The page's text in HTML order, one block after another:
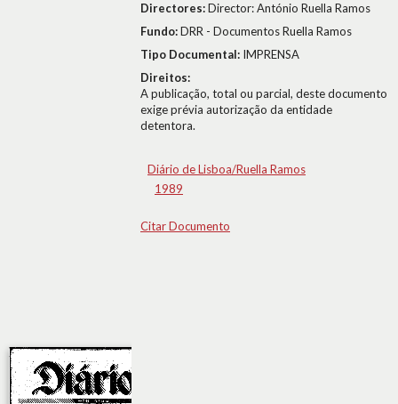
Directores:Director: António Ruella Ramos
Fundo:DRR - Documentos Ruella Ramos
Tipo Documental: IMPRENSA
Direitos:
A publicação, total ou parcial, deste documento
exige prévia autorização da entidade
detentora.
Diário de Lisboa/Ruella Ramos
1989
Citar Documento